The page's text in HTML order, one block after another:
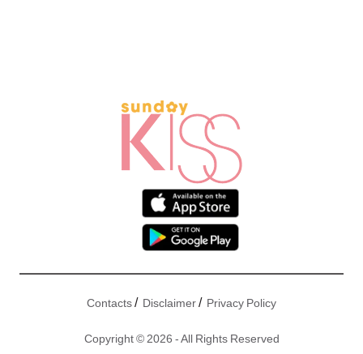
Contacts/ Disclaimer/ Privacy Policy
Copyright © 2026 - All Rights Reserved